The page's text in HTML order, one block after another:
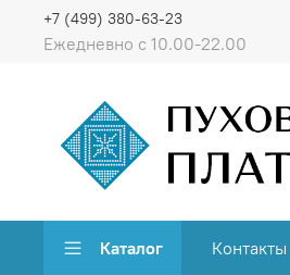
Ежедневно с 10.00-22.00
+7 (499) 380-63-23
Каталог Контакты